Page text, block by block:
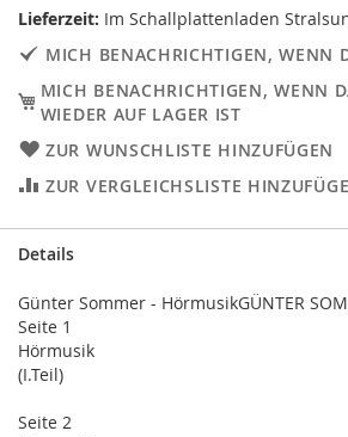
Lieferzeit: Im Schallplattenladen
MICH BENACHRICHTIGEN, WENN
MICH BENACHRICHTIGEN, WENN
WIEDER AUF LAGER IST
ZUR WUNSCHLISTE HINZUFÜGEN
ZUR VERGLEICHSLISTE
Details
Günter Sommer - HörmusikGÜNTER
Seite 1
Hörmusik
(I.Teil)
Seite 2